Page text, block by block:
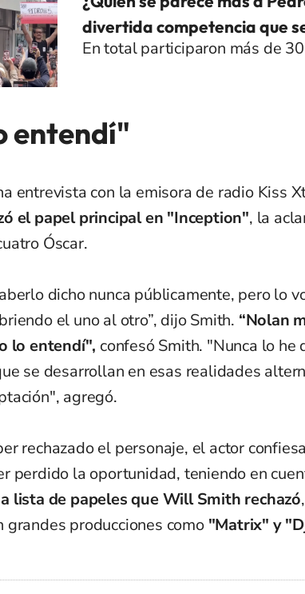
divertida competencia que
En total participaron más de
entendí"
entrevista con la emisora de radio Kiss
el papel principal en "Inception", la
Óscar.
dicho nunca públicamente, pero lo
el uno al otro”, dijo Smith. “Nolan
lo entendí", confesó Smith. "Nunca lo he
se desarrollan en esas realidades
agregó.
rechazado el personaje, el actor
perdido la oportunidad, teniendo en
lista de papeles que Will Smith rechazó
grandes producciones como "Matrix" y